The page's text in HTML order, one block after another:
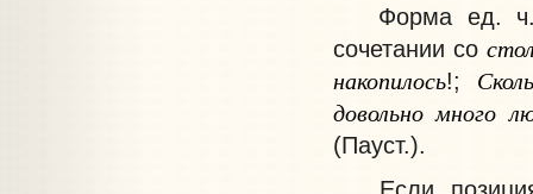
Форма ед. ч.
сочетании со
накопилось!;
довольно много
(Пауст.).
Если позиция